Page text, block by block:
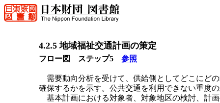
4.2.5 地域福祉交通計画の策定
フロー図 ステップ5 参照
需要動向分析を受けて、供給側としてどこにど
確保するかを示す。公共交通を利用できない重度
基本計画における対象者、対象地区の検討、計